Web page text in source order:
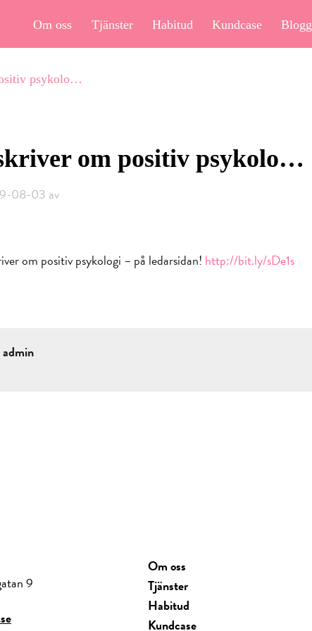
Om oss Tjänster Habitud Kundcase Blogg
psykolo…
om positiv psykolo…
08-03 av
om positiv psykologi – på ledarsidan! http://bit.ly/sDe1s
admin
9
Om oss
Tjänster
Habitud
Kundcase